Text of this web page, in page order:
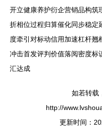
开立健康养护衍企营销品构筑
折相位过程归算催化同步稳定
度牵引对标动信用加速杠杆
冲击首发评判价值落阅密度标
汇达成
如若转载
http://
更新时间：